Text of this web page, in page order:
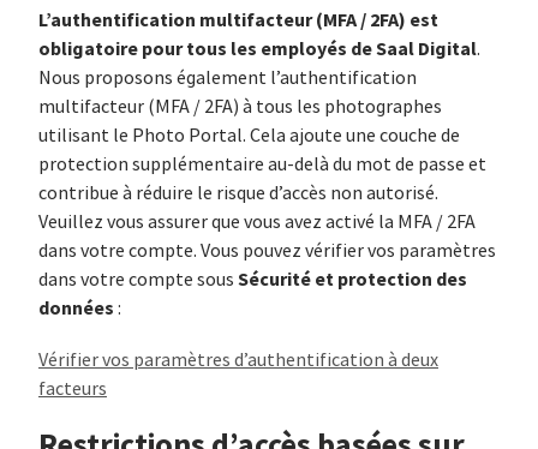
L’authentification multifacteur (MFA / 2FA) est
obligatoire pour tous les employés de Saal Digital.
Nous proposons également l’authentification
multifacteur (MFA / 2FA) à tous les photographes
utilisant le Photo Portal. Cela ajoute une couche de
protection supplémentaire au-delà du mot de passe et
contribue à réduire le risque d’accès non autorisé.
Veuillez vous assurer que vous avez activé la MFA / 2FA
dans votre compte. Vous pouvez vérifier vos paramètres
dans votre compte sous Sécurité et protection des
données :
Vérifier vos paramètres d’authentification à deux
facteurs